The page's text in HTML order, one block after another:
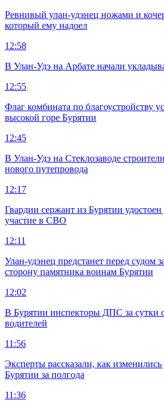
Ревнивый улан-удэнец ножами и
который ему надоел
12:58
В Улан-Удэ на Арбате начали
12:55
Флаг комбината по благоустройству
высокой горе Бурятии
12:45
В Улан-Удэ на Стеклозаводе
нового путепровода
12:17
Гвардии сержант из Бурятии
участие в СВО
12:11
Улан-удэнец предстанет перед судом
сторону памятника воинам Бурятии
12:02
В Бурятии инспекторы ДПС за сутки
водителей
11:56
Эксперты рассказали, как
Бурятии за полгода
11:36